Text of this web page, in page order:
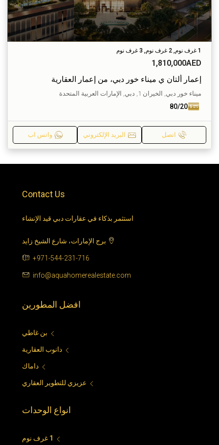
1 غرف نوم, 2 غرف نوم, 3 غرف نوم
1,810,000AED
إعمار ألتان ي ميناء خور دبي، من إعمار العقارية
ميناء خور دبي, الخيران 1, دبي, الإمارات العربية المتحدة
80/20
اتصل البريد الإلكتروني واتس اب
Contact Us
استثمر بذكاء في عقارات دبي قيد الإنشاء
برج الإمارات، شارع الشيخ زايد
+971-544-231-716
info@aquahomerealestate.com
افضل المطورين
بن غاطي
دانوب العقارية
داماك
عزيزي للتطوير العقاري
انواع الوحدات
1 غرف نوم